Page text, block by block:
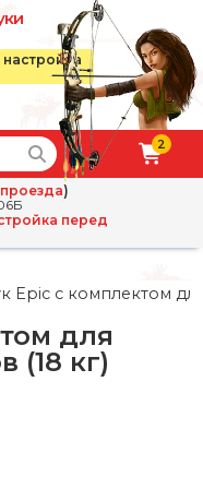
2
)
перед
✕
Epic с комплектом
для
(18 кг)